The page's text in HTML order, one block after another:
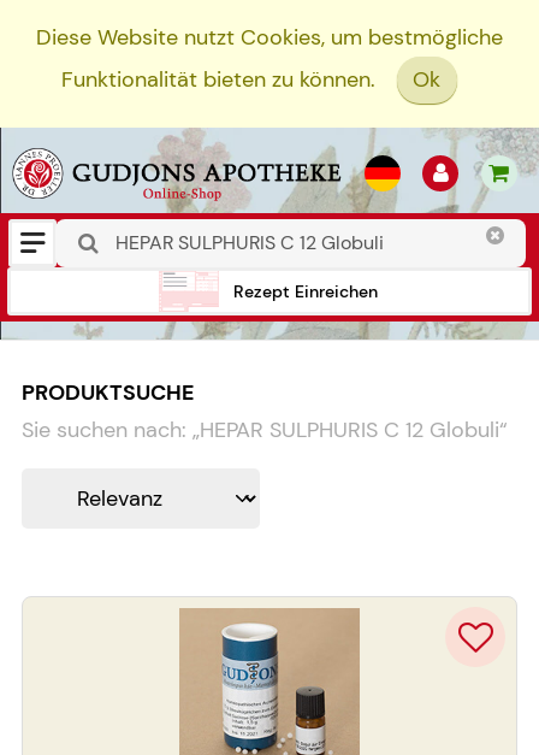
Diese Website nutzt Cookies, um bestmögliche
Funktionalität bieten zu können.
Ok
Rezept Einreichen
PRODUKTSUCHE
Sie suchen nach: „HEPAR SULPHURIS C 12 Globuli“